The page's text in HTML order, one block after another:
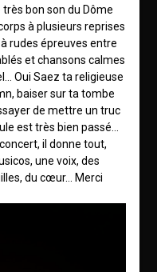
bon son du Dôme
à plusieurs reprises
rudes épreuves entre
et chansons calmes
Oui Saez ta religieuse
baiser sur ta tombe
de mettre un truc
est très bien passé…
il donne tout,
une voix, des
du cœur… Merci